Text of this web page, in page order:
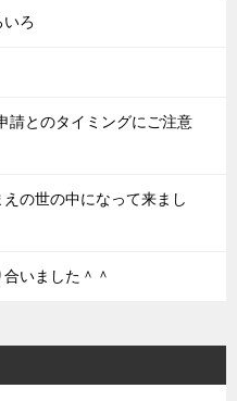
ろ
請とのタイミングにご注意
の世の中になって来まし
いました＾＾